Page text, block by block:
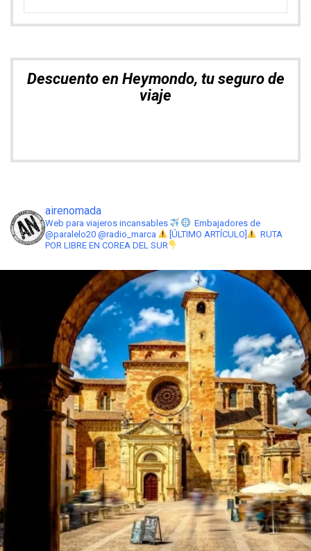
Descuento en Heymondo, tu seguro de
viaje
airenomada
Web para viajeros incansables
Embajadores de
@paralelo20 @radio_marca
[ÚLTIMO ARTÍCULO]
RUTA
POR LIBRE EN COREA DEL SUR